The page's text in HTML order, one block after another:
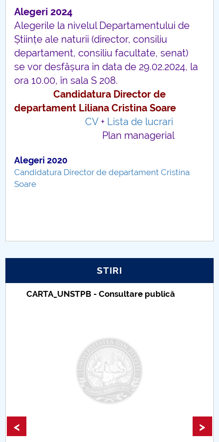
Nr. de telefon si adrese Facultăți
Admitere
Români de pretutindeni - ADMITERE
Ghiduri pentru STUDENȚI
PNRR
IOSUD/CSUD-Doctorate
Comisie de etica unversitară
Accesibilitate pentru studenții cu dizabilități
Alegeri 2024
Alegerile la nivelul Departamentului de
Științe ale naturii (director, consiliu
departament, consiliu facultate, senat)
se vor desfășura in data de 29.02.2024, la
ora 10.00, în sala S 208.
Candidatura Director de
departament Liliana Cristina Soare
CV+ Lista de lucrari
Plan managerial
Alegeri 2020
Candidatura Director de departament Cristina
Soare
STIRI
CARTA_UNSTPB - Consultare publică
< >